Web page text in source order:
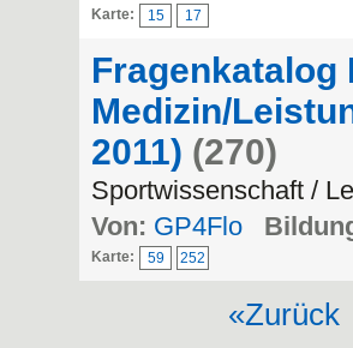
Karte: 15 17
Fragenkatalog
Medizin/
2011) (270)
Sportwissenschaft /
Von: GP4Flo
Karte: 59 252
«Zurück